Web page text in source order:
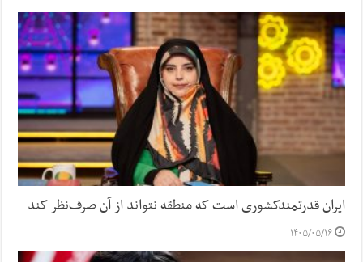
ایران قدرتمندکشوری است که منطقه نتواند از آن صرف‌نظر کند
۱۴۰۵/۰۵/۱۶